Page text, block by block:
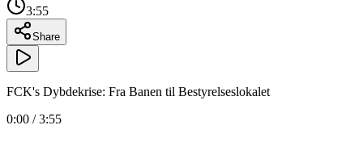
3:55
Share
FCK's Dybdekrise: Fra Banen til Bestyrelseslokalet
0:00 /3:55